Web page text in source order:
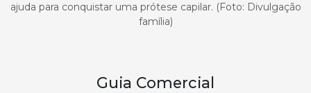
ajuda para conquistar uma prótese capilar. (Foto: Divulgação
família)
Guia Comercial